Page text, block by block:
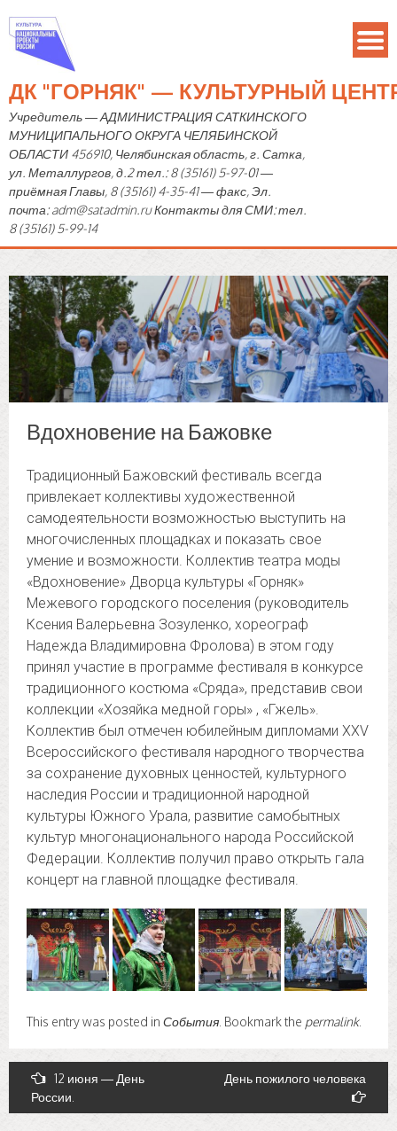
ДК "ГОРНЯК" — КУЛЬТУРНЫЙ
Учредитель — АДМИНИСТРАЦИЯ САТКИНСКОГО
МУНИЦИПАЛЬНОГО ОКРУГА ЧЕЛЯБИНСКОЙ
ОБЛАСТИ 456910, Челябинская область, г. Сатка,
ул. Металлургов, д.2 тел.: 8 (35161) 5-97-01 —
приёмная Главы, 8 (35161) 4-35-41 — факс, Эл.
почта: adm@satadmin.ru Контакты для СМИ: тел.
8 (35161) 5-99-14
Вдохновение на Бажовке
Традиционный Бажовский фестиваль всегда
привлекает коллективы художественной
самодеятельности возможностью выступить на
многочисленных площадках и показать свое
умение и возможности. Коллектив театра моды
«Вдохновение» Дворца культуры «Горняк»
Межевого городского поселения (руководитель
Ксения Валерьевна Зозуленко, хореограф
Надежда Владимировна Фролова) в этом году
принял участие в программе фестиваля в конкурсе
традиционного костюма «Сряда», представив свои
коллекции «Хозяйка медной горы» , «Гжель».
Коллектив был отмечен юбилейным дипломами ХХV
Всероссийского фестиваля народного творчества
за сохранение духовных ценностей, культурного
наследия России и традиционной народной
культуры Южного Урала, развитие самобытных
культур многонационального народа Российской
Федерации. Коллектив получил право открыть гала
концерт на главной площадке фестиваля.
This entry was posted in События . Bookmark the permalink.
Post
navigation
12 июня — День
России.
День пожилого человека